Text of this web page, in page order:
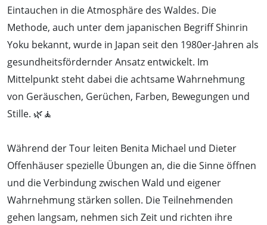
Eintauchen in die Atmosphäre des Waldes. Die
Methode, auch unter dem japanischen Begriff Shinrin
Yoku bekannt, wurde in Japan seit den 1980er-Jahren als
gesundheitsfördernder Ansatz entwickelt. Im
Mittelpunkt steht dabei die achtsame Wahrnehmung
von Geräuschen, Gerüchen, Farben, Bewegungen und
Stille. 🌿🧘
Während der Tour leiten Benita Michael und Dieter
Offenhäuser spezielle Übungen an, die die Sinne öffnen
und die Verbindung zwischen Wald und eigener
Wahrnehmung stärken sollen. Die Teilnehmenden
gehen langsam, nehmen sich Zeit und richten ihre